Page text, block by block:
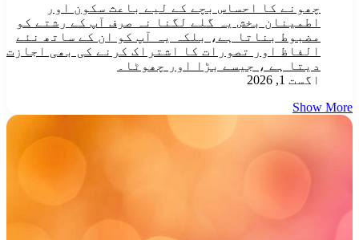
چھونے کا احساس بچے کے لیے باعث سکون اور
اطمینان بخش یہ گلے لگنا نہ صرف آپ کے رشتے کو
مضبوط بناتا ہے، بلکہ یہ آپ کو ان کے ساتھ نئے
الفاظ اور تصورات کا اشتراک کرنے کی بھی اجازت
دیتا ہے ، جیسے بڑا اور چھوٹا۔
اگست 1, 2026
Show More